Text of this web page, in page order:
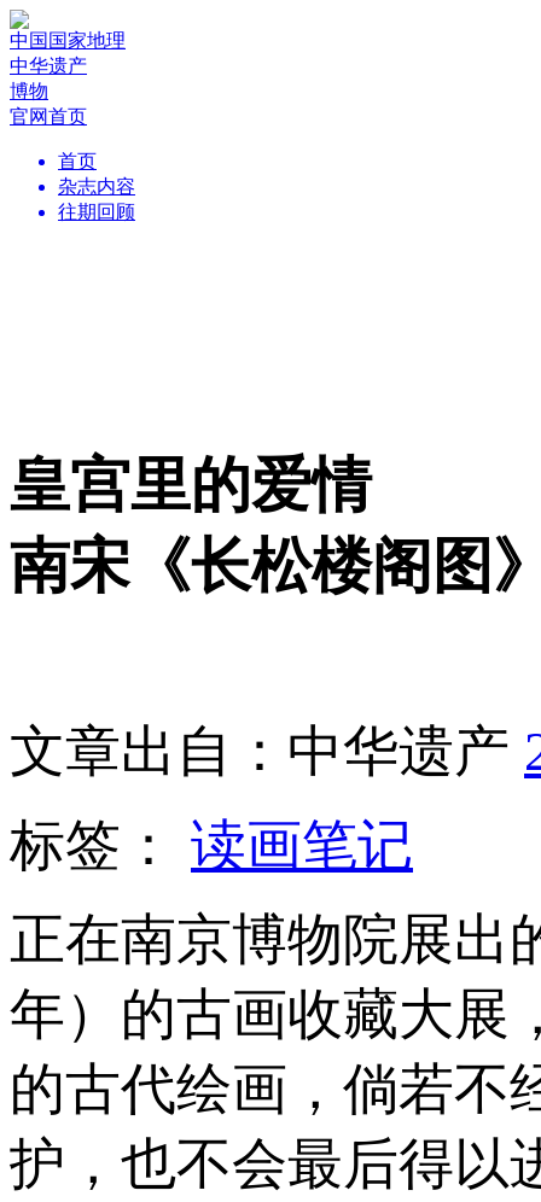
中国国家地理
中华遗产
博物
官网首页
首页
杂志内容
往期回顾
皇宫里的爱情
南宋《长松楼阁图
文章出自：中华遗产
标签： 读画笔记
正在南京博物院展出
年）的古画收藏大展
的古代绘画，倘若不
护，也不会最后得以